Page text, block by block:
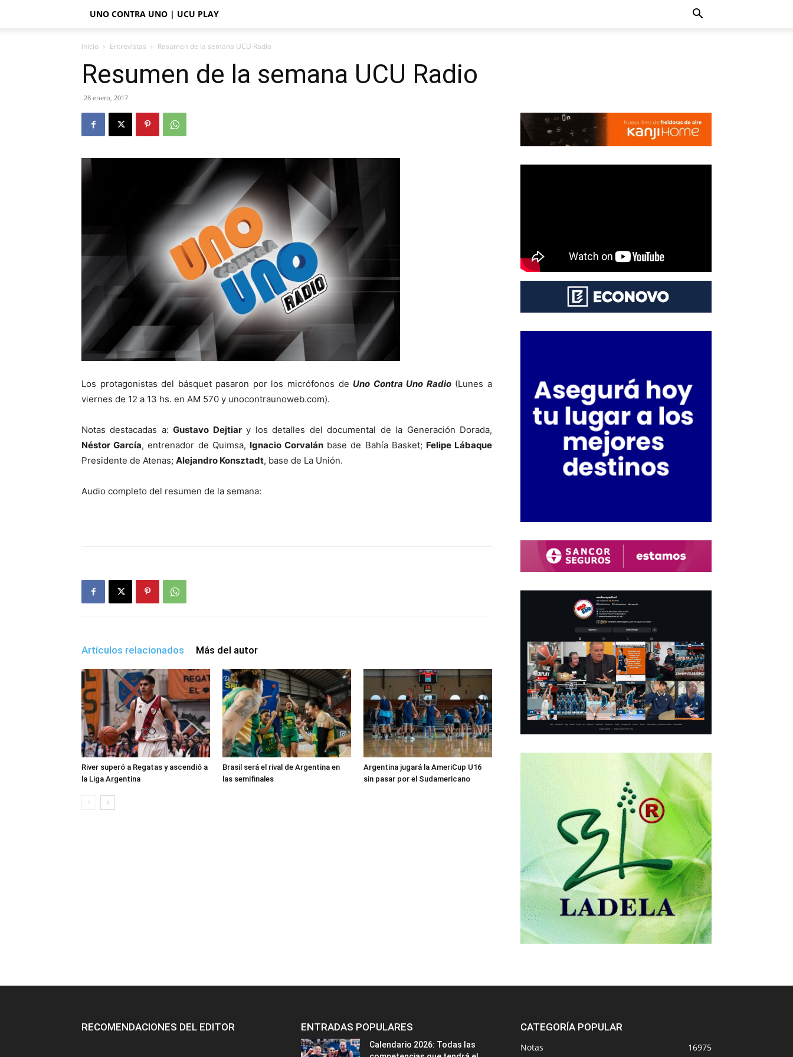
UNO CONTRA UNO | UCU PLAY
Inicio Entrevistas Resumen de la semana UCU Radio
Resumen de la semana UCU Radio
28 enero, 2017
Los protagonistas del básquet pasaron por los micrófonos de Uno Contra Uno Radio(Lunes a
viernes de 12 a 13 hs. en AM 570 y unocontraunoweb.com).
Notas destacadas a:Gustavo Dejtiary los detalles del documental de la Generación Dorada,
Néstor García, entrenador de Quimsa, Ignacio Corvalán base de Bahía Basket; Felipe Lábaque
Presidente de Atenas; Alejandro Konsztadt, base de La Unión.
Audio completo del resumen de la semana:
Artículos relacionados Más del autor
River superó a Regatas y ascendió a
la Liga Argentina
Brasil será el rival de Argentina en
las semifinales
Argentina jugará la AmeriCup U16
sin pasar por el Sudamericano
RECOMENDACIONES DEL EDITOR ENTRADAS POPULARES
Calendario 2026: Todas las
CATEGORÍA POPULAR
Notas 16975